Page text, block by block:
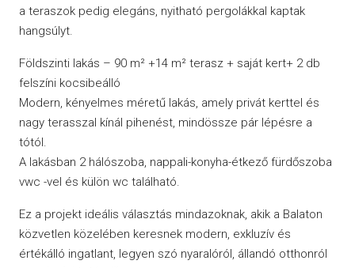
a teraszok pedig elegáns, nyitható pergolákkal kaptak
hangsúlyt.
Földszinti lakás – 90 m² +14 m² terasz + saját kert+ 2 db
felszíni kocsibeálló
Modern, kényelmes méretű lakás, amely privát kerttel és
nagy terasszal kínál pihenést, mindössze pár lépésre a
tótól.
A lakásban 2 hálószoba, nappali-konyha-étkező fürdőszoba
vwc -vel és külön wc található.
Ez a projekt ideális választás mindazoknak, akik a Balaton
közvetlen közelében keresnek modern, exkluzív és
értékálló ingatlant, legyen szó nyaralóról, állandó otthonról